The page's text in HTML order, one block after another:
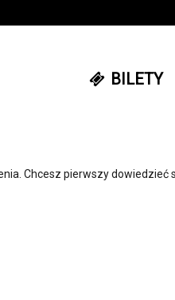
BILETY
Chcesz pierwszy